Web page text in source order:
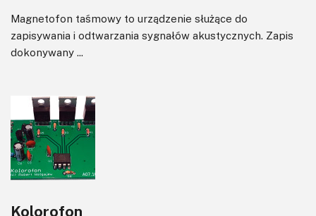
Magnetofon taśmowy to urządzenie służące do
zapisywania i odtwarzania sygnałów akustycznych. Zapis
dokonywany ...
Kolorofon